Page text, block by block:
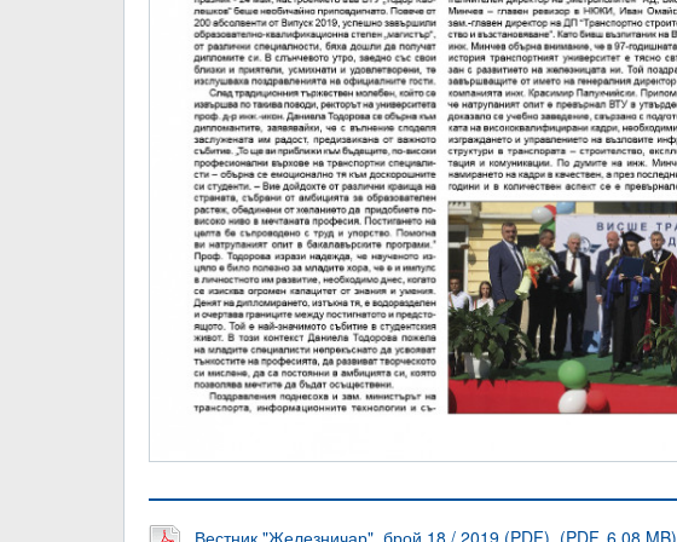
Вестник "Железничар", брой 18 / 2019 (PDF) (PDF, 6.08 MB)